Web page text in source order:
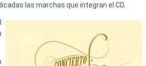
las marchas que integran el CD.